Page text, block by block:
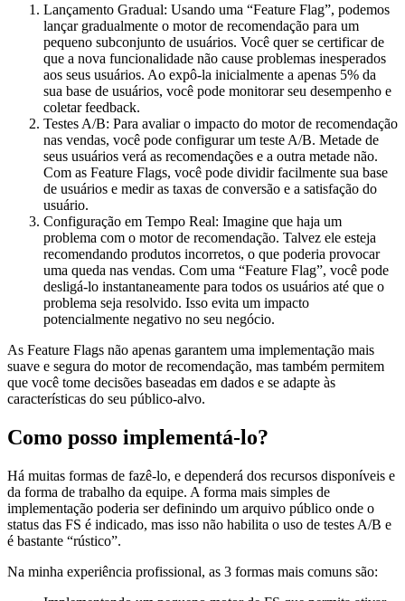
Lançamento Gradual: Usando uma “Feature Flag”, podemos
lançar gradualmente o motor de recomendação para um
pequeno subconjunto de usuários. Você quer se certificar de
que a nova funcionalidade não cause problemas inesperados
aos seus usuários. Ao expô-la inicialmente a apenas 5% da
sua base de usuários, você pode monitorar seu desempenho e
coletar feedback.
Testes A/B: Para avaliar o impacto do motor de recomendação
nas vendas, você pode configurar um teste A/B. Metade de
seus usuários verá as recomendações e a outra metade não.
Com as Feature Flags, você pode dividir facilmente sua base
de usuários e medir as taxas de conversão e a satisfação do
usuário.
Configuração em Tempo Real: Imagine que haja um
problema com o motor de recomendação. Talvez ele esteja
recomendando produtos incorretos, o que poderia provocar
uma queda nas vendas. Com uma “Feature Flag”, você pode
desligá-lo instantaneamente para todos os usuários até que o
problema seja resolvido. Isso evita um impacto
potencialmente negativo no seu negócio.
As Feature Flags não apenas garantem uma implementação mais
suave e segura do motor de recomendação, mas também permitem
que você tome decisões baseadas em dados e se adapte às
características do seu público-alvo.
Como posso implementá-lo?
Há muitas formas de fazê-lo, e dependerá dos recursos disponíveis e
da forma de trabalho da equipe. A forma mais simples de
implementação poderia ser definindo um arquivo público onde o
status das FS é indicado, mas isso não habilita o uso de testes A/B e
é bastante “rústico”.
Na minha experiência profissional, as 3 formas mais comuns são: